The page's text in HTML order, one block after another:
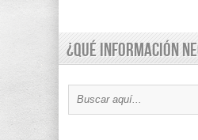
¿Qué información